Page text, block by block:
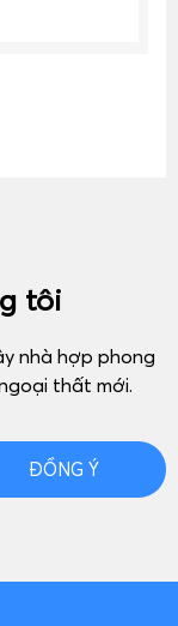
tôi
nhà hợp phong
thất mới.
ĐỒNG Ý